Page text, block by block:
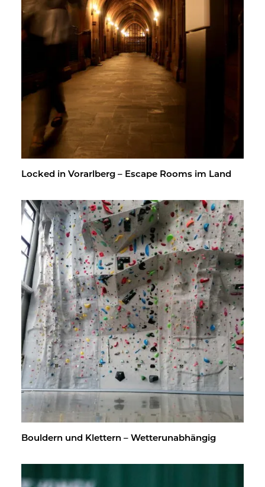
Lo­cked in Vor­arl­berg – Es­cape Rooms im Land
Boul­dern und Klet­tern – Wet­ter­un­ab­hän­gig